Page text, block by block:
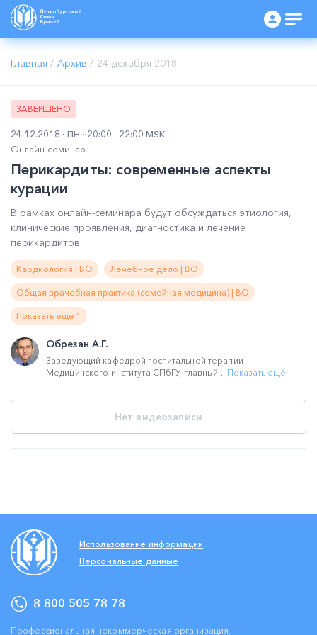
Главная / Архив / 24 декабря 2018
ЗАВЕРШЕНО
24.12.2018 ПН
20:00 - 22:00 MSK
Онлайн-семинар
Перикардиты: современные аспекты
курации
В рамках онлайн-семинара будут обсуждаться этиология,
клинические проявления, диагностика и лечение
перикардитов.
Кардиология | ВО Лечебное дело | ВО
Общая врачебная практика (семейная медицина) | ВО
Показать ещё 1
Обрезан А.Г.
Заведующий кафедрой госпитальной терапии
Медицинского института СПбГУ, главный ...Показать ещё
Нет видеозаписи
Использование информации
Персональные данные
8 800 505 78 78
Профессиональная некоммерческая организация,